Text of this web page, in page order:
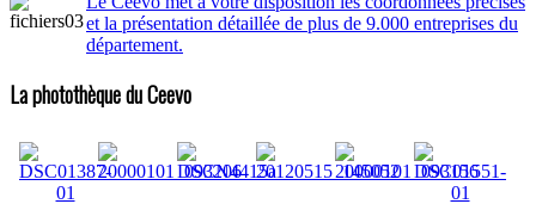
et la présentation détaillée de plus de 9.000 entreprises du
département.
La photothèque du Ceevo